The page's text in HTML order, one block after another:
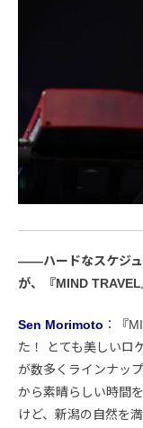
――ハードなスケジュ
が、『MIND
Sen Morimoto ：『
た！ とても美しいロ
が数多くラインナッ
から素晴らしい時間
けど、新潟の自然を